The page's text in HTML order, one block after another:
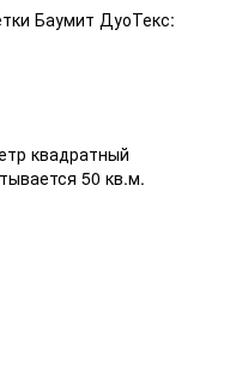
Баумит ДуоТекс:
квадратный
50 кв.м.